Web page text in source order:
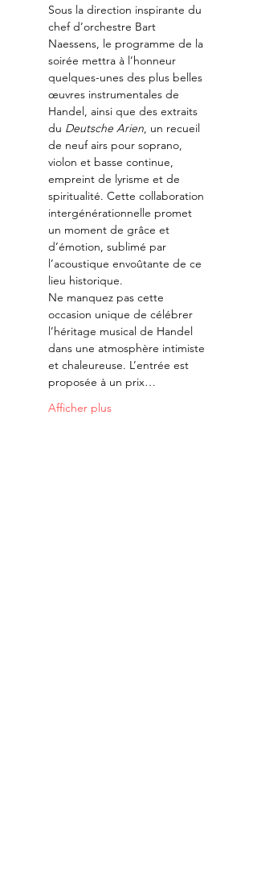
Sous la direction inspirante du
chef d’orchestre Bart
Naessens, le programme de la
soirée mettra à l’honneur
quelques-unes des plus belles
œuvres instrumentales de
Handel, ainsi que des extraits
du Deutsche Arien, un recueil
de neuf airs pour soprano,
violon et basse continue,
empreint de lyrisme et de
spiritualité. Cette collaboration
intergénérationnelle promet
un moment de grâce et
d’émotion, sublimé par
l’acoustique envoûtante de ce
lieu historique.
Ne manquez pas cette
occasion unique de célébrer
l’héritage musical de Handel
dans une atmosphère intimiste
et chaleureuse. L’entrée est
proposée à un prix…
Afficher plus